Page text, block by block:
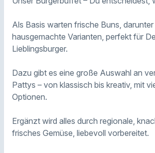
Als Basis warten frische Buns,
hausgemachte Varianten, perfekt für
Lieblingsburger.
Dazu gibt es eine große Auswahl an
Pattys – von klassisch bis kreativ, mit
Optionen.
Ergänzt wird alles durch regionale,
frisches Gemüse, liebevoll vorbereitet.